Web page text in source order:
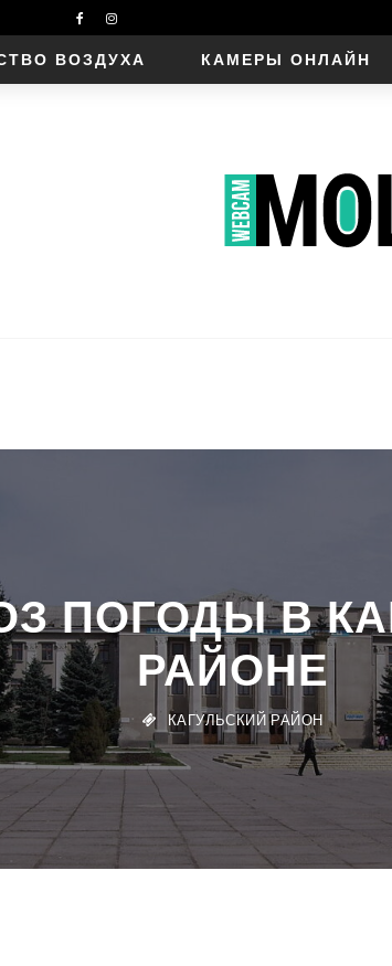
ВОЗДУХА КАМЕРЫ ОНЛАЙН
ПОГОДЫ В
РАЙОНЕ
КАГУЛЬСКИЙ РАЙОН